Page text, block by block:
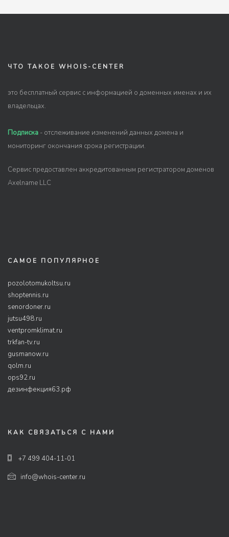
ЧТО ТАКОЕ WHOIS-CENTER
это бесплатный сервис с информацией о доменных именах и их
владельцах.
Подписка - отслеживание изменений данных домена и
мониторинг окончания срока регистрации.
Сервис предоставлен аккредитованным регистратором доменов
Axelname LLC
САМОЕ ПОПУЛЯРНОЕ
pozolotomukoltsu.ru
shoptennis.ru
senordoner.ru
jutsu498.ru
ventpromklimat.ru
trkfan-tv.ru
gusmanow.ru
qolm.ru
ops92.ru
дезинфекция63.рф
КАК СВЯЗАТЬСЯ С НАМИ
+7 499 404-11-01
info@whois-center.ru